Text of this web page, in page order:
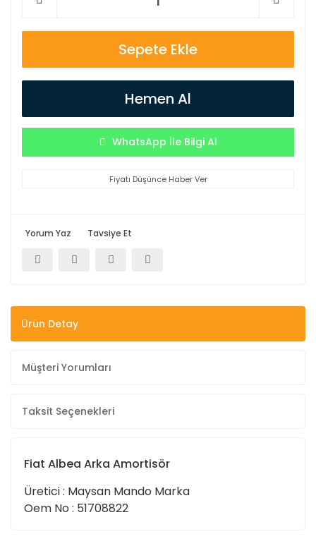
Sepete Ekle
Hemen Al
WhatsApp İle Bilgi Al
Fiyatı Düşünce Haber Ver
Yorum Yaz Tavsiye Et
Ürün Detay
Müşteri Yorumları
Taksit Seçenekleri
Fiat Albea Arka Amortisör
Üretici : Maysan Mando Marka
Oem No : 51708822